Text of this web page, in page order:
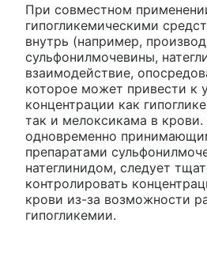
При совместном
гипогликемическими
внутрь (например,
сульфонилмочевины,
взаимодействие,
которое может привести к
концентрации как
так и мелоксикама в
одновременно
препаратами
натеглинидом, следует
контролировать
крови из-за возможности
гипогликемии.